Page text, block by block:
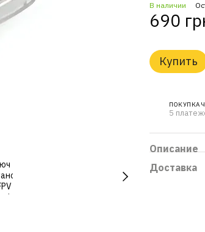
В наличии
690
Купить
ПОКУПКА
5
Описание
Доставка